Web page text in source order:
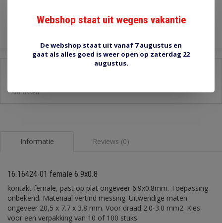
-Afdrukken
Informatie Reviews (0)
16.16424-01 female 6.9x0.8
kontakt female, past op plat ongeveer 6.9x0.8mm. Toepassing
onbekend. Materiaal vertind messing. Uitwendige maten
ongeveer 20,5 x 7.7 x 3.8 mm. Voor draad 2.0-3.0 mm2. Kies
voor een verpakking van 10 of 100 stuks.
Webshop staat uit wegens vakantie
De webshop staat uit vanaf 7 augustus en
gaat als alles goed is weer open op zaterdag 22
augustus.